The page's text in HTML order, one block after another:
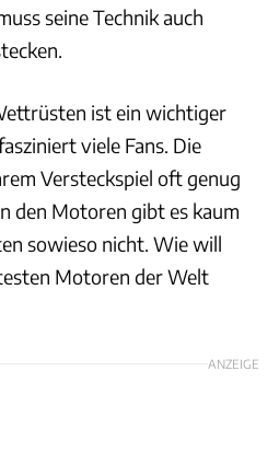
seine Technik auch
ist ein wichtiger
viele Fans. Die
Versteckspiel oft genug
den Motoren gibt es kaum
sowieso nicht. Wie will
Motoren der Welt
ANZEIGE